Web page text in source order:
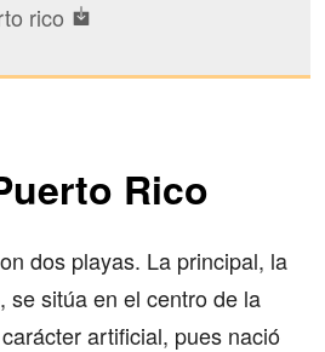
rico
Rico
dos playas. La principal, la
se sitúa en el centro de la
artificial, pues nació